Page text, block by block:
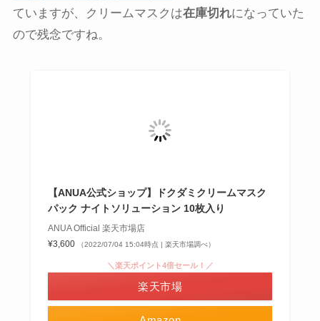
ていますが、クリームマスクは在庫切れになっていた
ので残念ですね。
【ANUA公式ショップ】ドクダミクリームマスク
パック ナイトソリューション 10枚入り
ANUA Official 楽天市場店
¥3,600
（2022/07/04 15:04時点 | 楽天市場調べ）
＼楽天ポイント4倍セール！／
楽天市場